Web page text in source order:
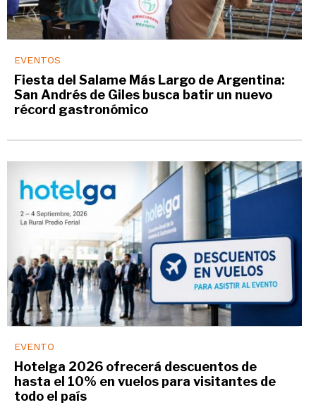
EVENTOS
Fiesta del Salame Más Largo de Argentina:
San Andrés de Giles busca batir un nuevo
récord gastronómico
EVENTO
Hotelga 2026 ofrecerá descuentos de
hasta el 10% en vuelos para visitantes de
todo el país